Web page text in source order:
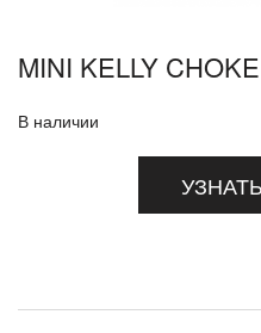
MINI KELLY
В наличии